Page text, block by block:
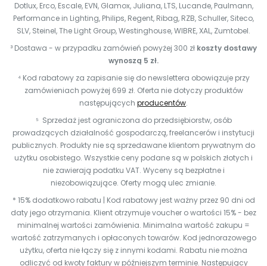
Dotlux, Erco, Escale, EVN, Glamox, Juliana, LTS, Lucande, Paulmann,
Performance in Lighting, Philips, Regent, Ribag, RZB, Schuller, Siteco,
SLV, Steinel, The Light Group, Westinghouse, WIBRE, XAL, Zumtobel.
³ Dostawa - w przypadku zamówień powyżej 300 zł koszty dostawy
wynoszą 5 zł.
⁴ Kod rabatowy za zapisanie się do newslettera obowiązuje przy
zamówieniach powyżej 699 zł. Oferta nie dotyczy produktów
następujących producentów.
⁵ Sprzedaż jest ograniczona do przedsiębiorstw, osób
prowadzących działalność gospodarczą, freelancerów i instytucji
publicznych. Produkty nie są sprzedawane klientom prywatnym do
użytku osobistego. Wszystkie ceny podane są w polskich złotych i
nie zawierają podatku VAT. Wyceny są bezpłatne i
niezobowiązujące. Oferty mogą ulec zmianie.
* 15% dodatkowo rabatu | Kod rabatowy jest ważny przez 90 dni od
daty jego otrzymania. Klient otrzymuje voucher o wartości 15% - bez
minimalnej wartości zamówienia. Minimalna wartość zakupu =
wartość zatrzymanych i opłaconych towarów. Kod jednorazowego
użytku, oferta nie łączy się z innymi kodami. Rabatu nie można
odliczyć od kwoty faktury w późniejszym terminie. Następujący